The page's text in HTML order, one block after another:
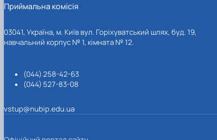
Приймальна комісія
03041, Україна, м. Київ вул. Горіхуватський шлях, буд. 19,
навчальний корпус № 1, кімната № 12.
(044) 258-42-63
(044) 527-83-08
vstup@nubip.edu.ua